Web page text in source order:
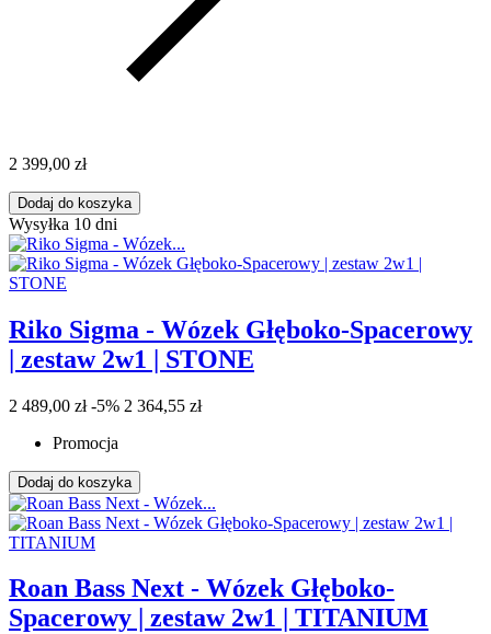
2 399,00 zł
Dodaj do koszyka
Wysyłka 10 dni
Riko Sigma - Wózek Głęboko-Spacerowy
| zestaw 2w1 | STONE
2 489,00 zł -5% 2 364,55 zł
Promocja
Dodaj do koszyka
Roan Bass Next - Wózek Głęboko-
Spacerowy | zestaw 2w1 | TITANIUM